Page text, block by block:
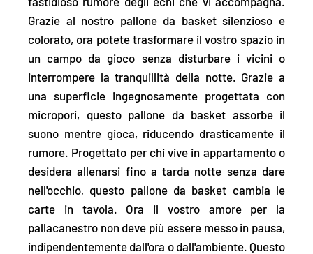
Grazie al nostro pallone da basket silenzioso e
colorato, ora potete trasformare il vostro spazio in
un campo da gioco senza disturbare i vicini o
interrompere la tranquillità della notte. Grazie a
una superficie ingegnosamente progettata con
micropori, questo pallone da basket assorbe il
suono mentre gioca, riducendo drasticamente il
rumore. Progettato per chi vive in appartamento o
desidera allenarsi fino a tarda notte senza dare
nell'occhio, questo pallone da basket cambia le
carte in tavola. Ora il vostro amore per la
pallacanestro non deve più essere messo in pausa,
indipendentemente dall'ora o dall'ambiente. Questo